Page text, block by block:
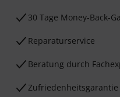
30 Tage Money-Back-
Reparaturservice
Beratung durch
Zufriedenheitsgarantie